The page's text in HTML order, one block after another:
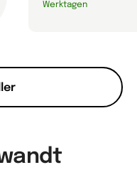
Werktagen